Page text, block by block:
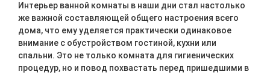
Интерьер ванной комнаты в наши дни стал настолько
же важной составляющей общего настроения всего
дома, что ему уделяется практически одинаковое
внимание с обустройством гостиной, кухни или
спальни. Это не только комната для гигиенических
процедур, но и повод похвастать перед пришедшими в